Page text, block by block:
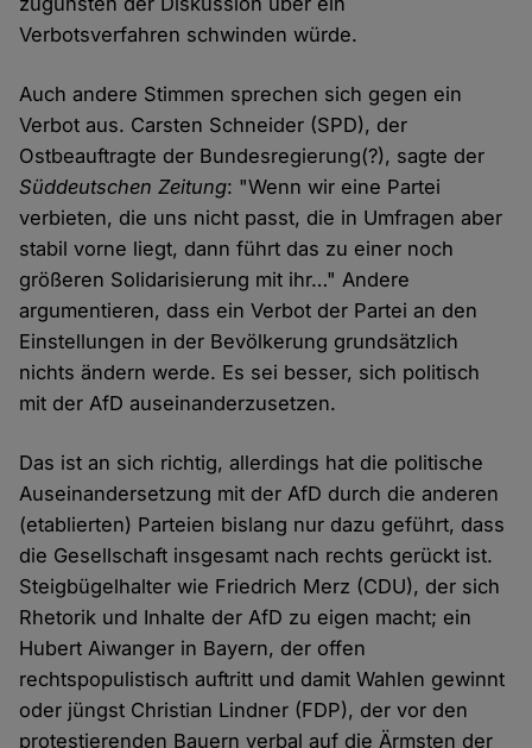
Verbotsverfahren schwinden würde.
Auch andere Stimmen sprechen sich gegen ein
Verbot aus. Carsten Schneider (SPD), der
Ostbeauftragte der Bundesregierung(?), sagte der
Süddeutschen Zeitung: "Wenn wir eine Partei
verbieten, die uns nicht passt, die in Umfragen aber
stabil vorne liegt, dann führt das zu einer noch
größeren Solidarisierung mit ihr…" Andere
argumentieren, dass ein Verbot der Partei an den
Einstellungen in der Bevölkerung grundsätzlich
nichts ändern werde. Es sei besser, sich politisch
mit der AfD auseinanderzusetzen.
Das ist an sich richtig, allerdings hat die politische
Auseinandersetzung mit der AfD durch die anderen
(etablierten) Parteien bislang nur dazu geführt, dass
die Gesellschaft insgesamt nach rechts gerückt ist.
Steigbügelhalter wie Friedrich Merz (CDU), der sich
Rhetorik und Inhalte der AfD zu eigen macht; ein
Hubert Aiwanger in Bayern, der offen
rechtspopulistisch auftritt und damit Wahlen gewinnt
oder jüngst Christian Lindner (FDP), der vor den
protestierenden Bauern verbal auf die Ärmsten der